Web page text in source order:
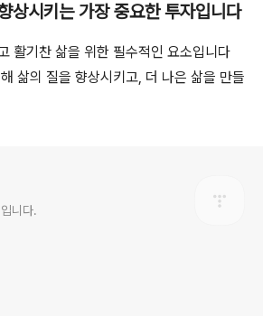
상시키는 가장 중요한 투자입니다
활기찬 삶을 위한 필수적인 요소입니다
삶의 질을 향상시키고, 더 나은 삶을 만들
니다.